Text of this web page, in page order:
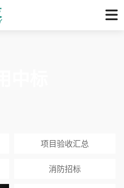
项目验收汇总
消防招标